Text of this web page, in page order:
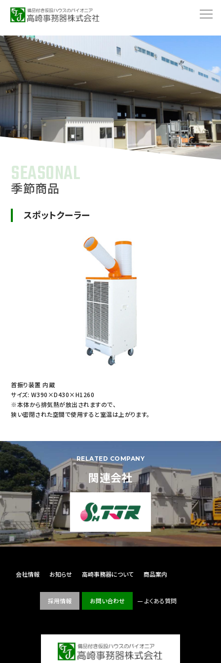
SEASONAL
季節商品
スポットクーラー
首振り装置 内蔵
サイズ: W390×D430×H1260
※本体から排気熱が放出されますので、
狭い密閉された空間で使用すると室温は上がります。
RELATED COMPANY
関連会社
会社情報 お知らせ 高崎事務器について 商品案内
採用情報 お問い合わせ よくある質問